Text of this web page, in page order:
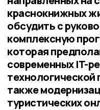
краснокнижных
обсудить с
комплексную
которая
современных IT-
также
туристических